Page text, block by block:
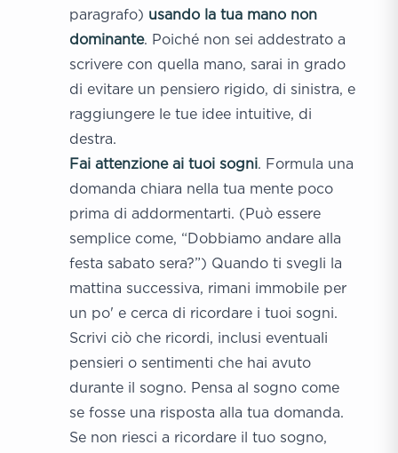
paragrafo) usando la tua mano non
dominante. Poiché non sei addestrato a
scrivere con quella mano, sarai in grado
di evitare un pensiero rigido, di sinistra, e
raggiungere le tue idee intuitive, di
destra.
Fai attenzione ai tuoi sogni. Formula una
domanda chiara nella tua mente poco
prima di addormentarti. (Può essere
semplice come, “Dobbiamo andare alla
festa sabato sera?”) Quando ti svegli la
mattina successiva, rimani immobile per
un po' e cerca di ricordare i tuoi sogni.
Scrivi ciò che ricordi, inclusi eventuali
pensieri o sentimenti che hai avuto
durante il sogno. Pensa al sogno come
se fosse una risposta alla tua domanda.
Se non riesci a ricordare il tuo sogno,